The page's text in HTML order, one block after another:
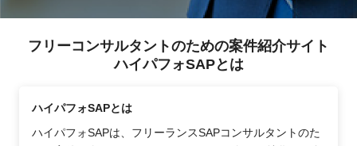
フリーコンサルタントのための案件紹介サイト
ハイパフォSAPとは
ハイパフォSAPとは
ハイパフォSAPは、フリーランスSAPコンサルタントのた